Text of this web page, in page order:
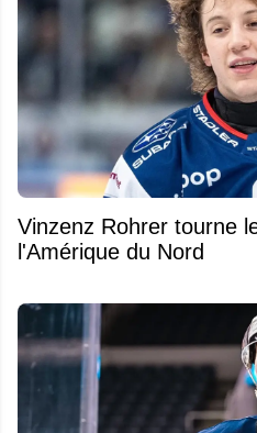
Vinzenz Rohrer tourne
l'Amérique du Nord